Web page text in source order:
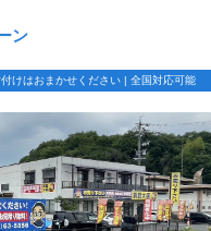
けはおまかせください | 全国対応可能
ン